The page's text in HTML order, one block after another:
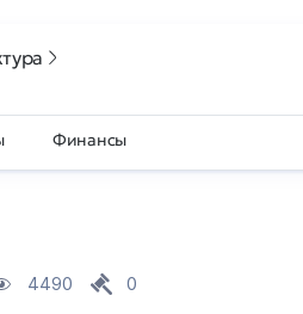
Финансы
4490 0